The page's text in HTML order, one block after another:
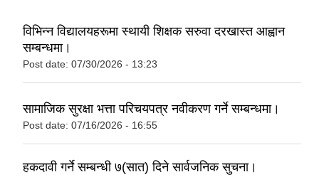
विभिन्न विद्यालयहरूमा स्थायी शिक्षक सरुवा दरखास्त आह्वान
सम्बन्धमा।
Post date: 07/30/2026 - 13:23
सामाजिक सुरक्षा भत्ता परिचयपत्र नवीकरण गर्ने सम्बन्धमा।
Post date: 07/16/2026 - 16:55
हकदावी गर्ने सम्बन्धी ७(सात) दिने सार्वजनिक सुचना।